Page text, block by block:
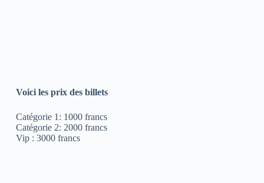
Voici les prix des billets
Catégorie 1: 1000 francs
Catégorie 2: 2000 francs
Vip : 3000 francs